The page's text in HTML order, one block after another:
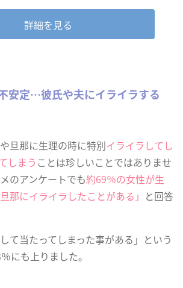
詳細を見る
安定…彼氏や夫にイライラする
旦那に生理の時に特別イライラしてし
しまう ことは珍しいことではありませ
のアンケートでも約69％の女性が生
那にイライラしたことがある」 と回答
て当たってしまった事がある」という
にも上りました。